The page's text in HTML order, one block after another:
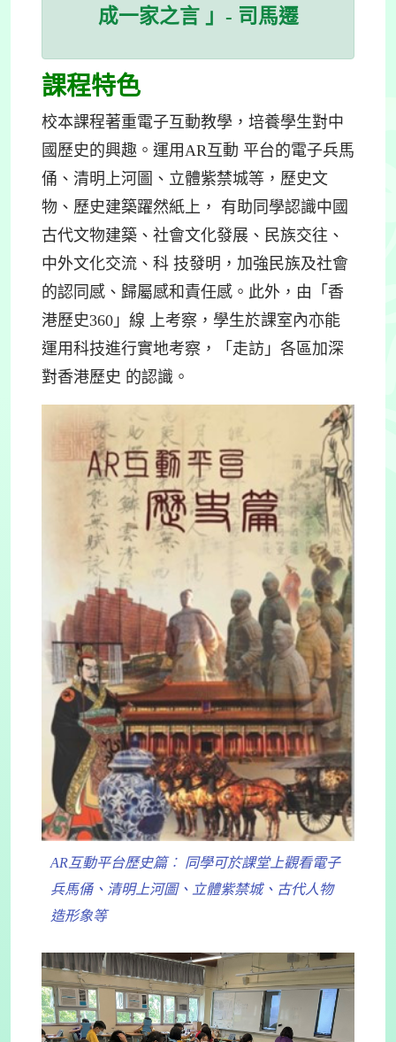
成一家之言 」- 司馬遷
課程特色
校本課程著重電子互動教學，培養學生對中
國歷史的興趣。運用AR互動 平台的電子兵馬
俑、清明上河圖、立體紫禁城等，歷史文
物、歷史建築躍然紙上， 有助同學認識中國
古代文物建築、社會文化發展、民族交往、
中外文化交流、科 技發明，加強民族及社會
的認同感、歸屬感和責任感。此外，由「香
港歷史360」線 上考察，學生於課室內亦能
運用科技進行實地考察，「走訪」各區加深
對香港歷史 的認識。
AR互動平台歷史篇︰ 同學可於課堂上觀看電子
兵馬俑、清明上河圖、立體紫禁城、古代人物
造形象等